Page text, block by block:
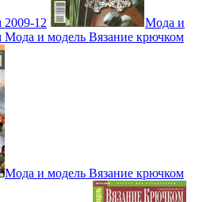
2009-12
Мода и
Мода и модель Вязание крючком
Мода и модель Вязание крючком